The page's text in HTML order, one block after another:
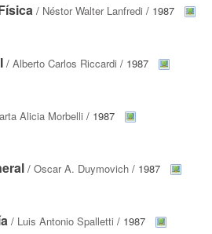
/ Néstor Walter Lanfredi / 1987
/ Alberto Carlos Riccardi / 1987
Alicia Morbelli / 1987
/ Oscar A. Duymovich / 1987
/ Luis Antonio Spalletti / 1987